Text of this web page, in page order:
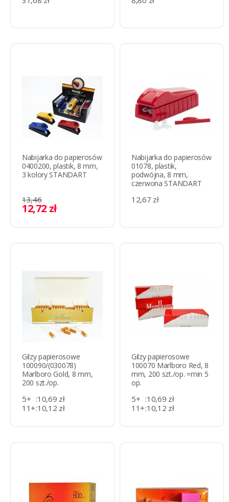
Nabijarka do papierosów
0400200, plastik, 8 mm,
3 kolory STANDART
13,46
12,72 zł
Nabijarka do papierosów
01078, plastik,
podwójna, 8 mm,
czerwona STANDART
12,67 zł
Gilzy papierosowe
100090/(030078)
Marlboro Gold, 8 mm,
200 szt./op.
5+ :10,69 zł
11+:10,12 zł
Gilzy papierosowe
100070 Marlboro Red, 8
mm, 200 szt./op. =min 5
op.
5+ :10,69 zł
11+:10,12 zł